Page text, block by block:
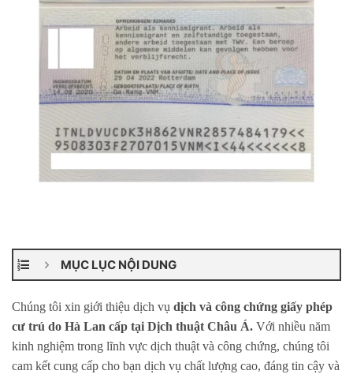
MỤC LỤC NỘI DUNG
Chúng tôi xin giới thiệu dịch vụ dịch và công chứng giấy phép
cư trú do Hà Lan cấp tại Dịch thuật Châu Á. Với nhiều năm
kinh nghiệm trong lĩnh vực dịch thuật và công chứng, chúng tôi
cam kết cung cấp cho bạn dịch vụ chất lượng cao, đáng tin cậy và